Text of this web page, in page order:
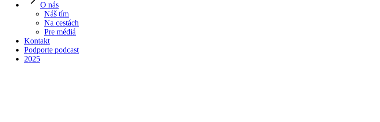
O nás
Náš tím
Na cestách
Pre médiá
Kontakt
Podporte podcast
2025